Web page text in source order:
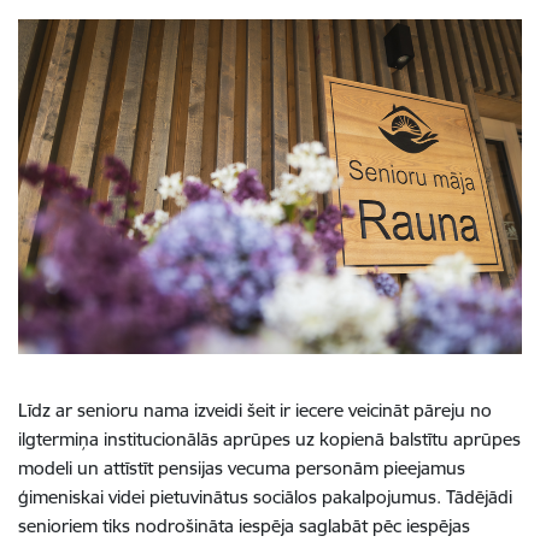
Līdz ar senioru nama izveidi šeit ir iecere veicināt pāreju no
ilgtermiņa institucionālās aprūpes uz kopienā balstītu aprūpes
modeli un attīstīt pensijas vecuma personām pieejamus
ģimeniskai videi pietuvinātus sociālos pakalpojumus. Tādējādi
senioriem tiks nodrošināta iespēja saglabāt pēc iespējas